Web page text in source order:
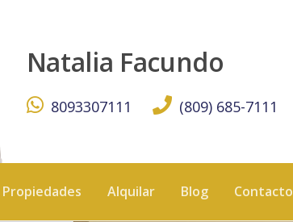
Natalia Facundo
8093307111 (809) 685-7111
Propiedades Alquilar Blog Contacto
Bávaro - KW DOMINICANA